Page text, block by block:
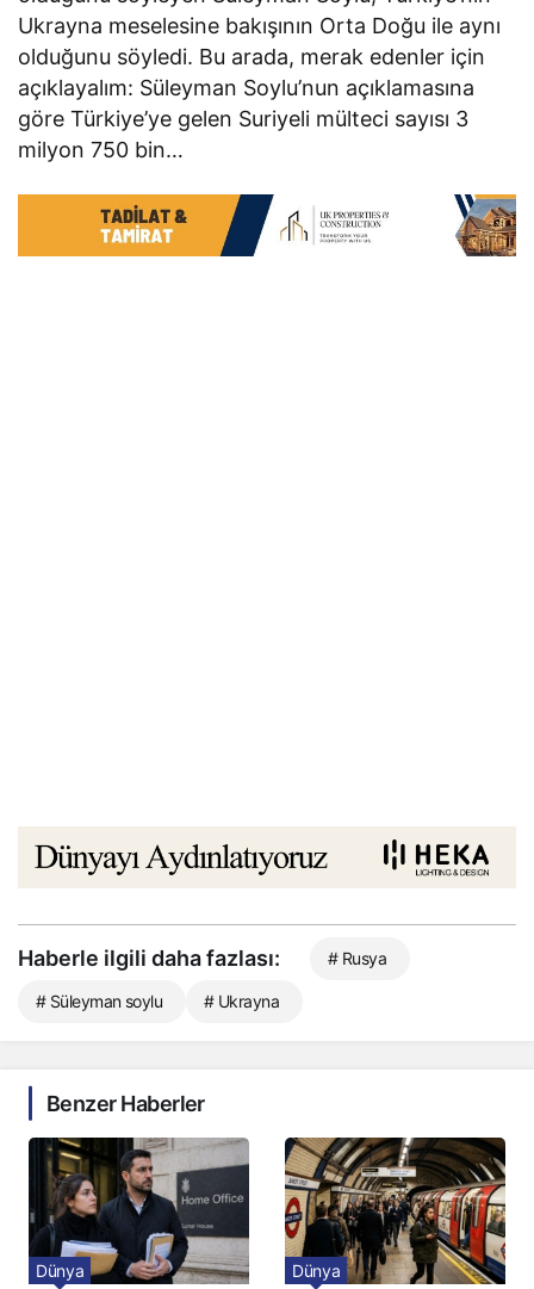
Ukrayna meselesine bakışının Orta Doğu ile aynı
olduğunu söyledi. Bu arada, merak edenler için
açıklayalım: Süleyman Soylu’nun açıklamasına
göre Türkiye’ye gelen Suriyeli mülteci sayısı 3
milyon 750 bin…
Haberle ilgili daha fazlası: # Rusya
# Süleyman soylu # Ukrayna
Benzer Haberler
Dünya Dünya